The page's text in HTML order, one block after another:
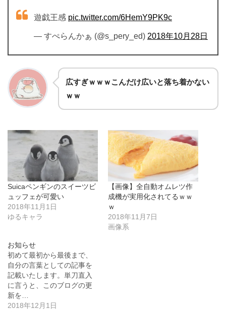
遊戯王感 pic.twitter.com/6HemY9PK9c
— すぺらんかぁ (@s_pery_ed) 2018年10月 28日
広すぎｗｗｗこんだけ広いと落ち着かない
ｗｗ
Suicaペンギンのスイーツビ
ュッフェが可愛い
2018年11月1日
ゆるキャラ
【画像】全自動オムレツ作
成機が実用化されてるｗｗ
ｗ
2018年11月7日
画像系
お知らせ
初めて最初から最後まで、
自分の言葉としての記事を
記載いたします。単刀直入
に言うと、このブログの更
新を…
2018年12月1日